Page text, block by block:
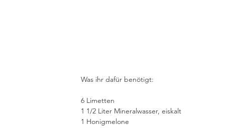
Was ihr dafür benötigt:
6 Limetten
1 1/2 Liter Mineralwasser, eiskalt
1 Honigmelone